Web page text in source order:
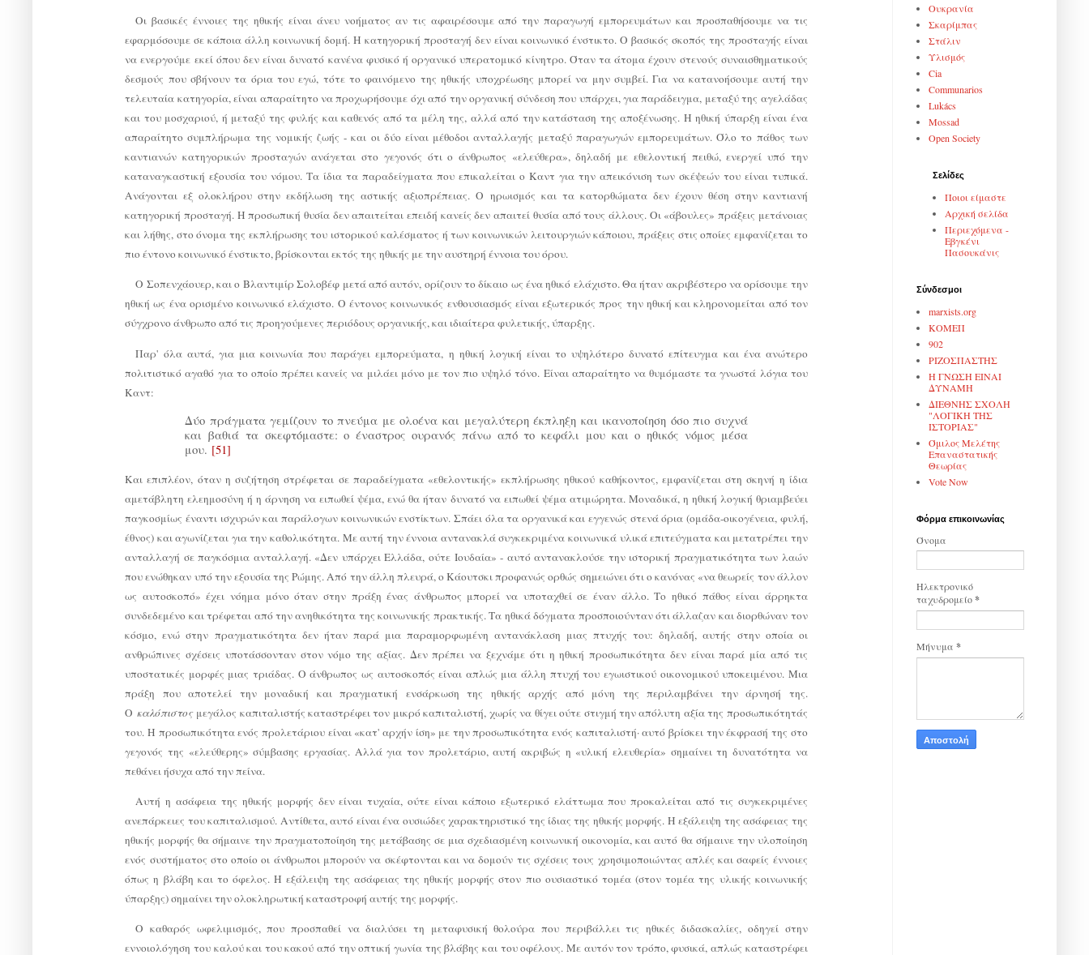
Οι βασικές έννοιες της ηθικής είναι άνευ νοήματος αν τις αφαιρέσουμε από την παραγωγή εμπορευμάτων και προσπαθήσουμε να τις
εφαρμόσουμε σε κάποια άλλη κοινωνική δομή. Η κατηγορική προσταγή δεν είναι κοινωνικό ένστικτο. Ο βασικός σκοπός της προσταγής είναι
να ενεργούμε εκεί όπου δεν είναι δυνατό κανένα φυσικό ή οργανικό υπερατομικό κίνητρο. Όταν τα άτομα έχουν στενούς συναισθηματικούς
δεσμούς που σβήνουν τα όρια του εγώ, τότε το φαινόμενο της ηθικής υποχρέωσης μπορεί να μην συμβεί. Για να κατανοήσουμε αυτή την
τελευταία κατηγορία, είναι απαραίτητο να προχωρήσουμε όχι από την οργανική σύνδεση που υπάρχει, για παράδειγμα, μεταξύ της αγελάδας
και του μοσχαριού, ή μεταξύ της φυλής και καθενός από τα μέλη της, αλλά από την κατάσταση της αποξένωσης. Η ηθική ύπαρξη είναι ένα
απαραίτητο συμπλήρωμα της νομικής ζωής - και οι δύο είναι μέθοδοι ανταλλαγής μεταξύ παραγωγών εμπορευμάτων. Όλο το πάθος των
καντιανών κατηγορικών προσταγών ανάγεται στο γεγονός ότι ο άνθρωπος «ελεύθερα», δηλαδή με εθελοντική πειθώ, ενεργεί υπό την
καταναγκαστική εξουσία του νόμου. Τα ίδια τα παραδείγματα που επικαλείται ο Καντ για την απεικόνιση των σκέψεών του είναι τυπικά.
Ανάγονται εξ ολοκλήρου στην εκδήλωση της αστικής αξιοπρέπειας. Ο ηρωισμός και τα κατορθώματα δεν έχουν θέση στην καντιανή
κατηγορική προσταγή. Η προσωπική θυσία δεν απαιτείται επειδή κανείς δεν απαιτεί θυσία από τους άλλους. Οι «άβουλες» πράξεις μετάνοιας
και λήθης, στο όνομα της εκπλήρωσης του ιστορικού καλέσματος ή των κοινωνικών λειτουργιών κάποιου, πράξεις στις οποίες εμφανίζεται το
πιο έντονο κοινωνικό ένστικτο, βρίσκονται εκτός της ηθικής με την αυστηρή έννοια του όρου.
Ο Σοπενχάουερ, και ο Βλαντιμίρ Σολοβέφ μετά από αυτόν, ορίζουν το δίκαιο ως ένα ηθικό ελάχιστο. Θα ήταν ακριβέστερο να ορίσουμε την
ηθική ως ένα ορισμένο κοινωνικό ελάχιστο. Ο έντονος κοινωνικός ενθουσιασμός είναι εξωτερικός προς την ηθική και κληρονομείται από τον
σύγχρονο άνθρωπο από τις προηγούμενες περιόδους οργανικής, και ιδιαίτερα φυλετικής, ύπαρξης.
Παρ' όλα αυτά, για μια κοινωνία που παράγει εμπορεύματα, η ηθική λογική είναι το υψηλότερο δυνατό επίτευγμα και ένα ανώτερο
πολιτιστικό αγαθό για το οποίο πρέπει κανείς να μιλάει μόνο με τον πιο υψηλό τόνο. Είναι απαραίτητο να θυμόμαστε τα γνωστά λόγια του
Καντ:
Δύο πράγματα γεμίζουν το πνεύμα με ολοένα και μεγαλύτερη έκπληξη και ικανοποίηση όσο πιο συχνά
και βαθιά τα σκεφτόμαστε: ο έναστρος ουρανός πάνω από το κεφάλι μου και ο ηθικός νόμος μέσα
μου. [51]
Και επιπλέον, όταν η συζήτηση στρέφεται σε παραδείγματα «εθελοντικής» εκπλήρωσης ηθικού καθήκοντος, εμφανίζεται στη σκηνή η ίδια
αμετάβλητη ελεημοσύνη ή η άρνηση να ειπωθεί ψέμα, ενώ θα ήταν δυνατό να ειπωθεί ψέμα ατιμώρητα. Μοναδικά, η ηθική λογική θριαμβεύει
παγκοσμίως έναντι ισχυρών και παράλογων κοινωνικών ενστίκτων. Σπάει όλα τα οργανικά και εγγενώς στενά όρια (ομάδα-οικογένεια, φυλή,
έθνος) και αγωνίζεται για την καθολικότητα. Με αυτή την έννοια αντανακλά συγκεκριμένα κοινωνικά υλικά επιτεύγματα και μετατρέπει την
ανταλλαγή σε παγκόσμια ανταλλαγή. «Δεν υπάρχει Ελλάδα, ούτε Ιουδαία» - αυτό αντανακλούσε την ιστορική πραγματικότητα των λαών
που ενώθηκαν υπό την εξουσία της Ρώμης. Από την άλλη πλευρά, ο Κάουτσκι προφανώς ορθώς σημειώνει ότι ο κανόνας «να θεωρείς τον άλλον
ως αυτοσκοπό» έχει νόημα μόνο όταν στην πράξη ένας άνθρωπος μπορεί να υποταχθεί σε έναν άλλο. Το ηθικό πάθος είναι άρρηκτα
συνδεδεμένο και τρέφεται από την ανηθικότητα της κοινωνικής πρακτικής. Τα ηθικά δόγματα προσποιούνταν ότι άλλαζαν και διορθώναν τον
κόσμο, ενώ στην πραγματικότητα δεν ήταν παρά μια παραμορφωμένη αντανάκλαση μιας πτυχής του: δηλαδή, αυτής στην οποία οι
ανθρώπινες σχέσεις υποτάσσονταν στον νόμο της αξίας. Δεν πρέπει να ξεχνάμε ότι η ηθική προσωπικότητα δεν είναι παρά μία από τις
υποστατικές μορφές μιας τριάδας. Ο άνθρωπος ως αυτοσκοπός είναι απλώς μια άλλη πτυχή του εγωιστικού οικονομικού υποκειμένου. Μια
πράξη που αποτελεί την μοναδική και πραγματική ενσάρκωση της ηθικής αρχής από μόνη της περιλαμβάνει την άρνησή της.
Ο καλόπιστοςμεγάλος καπιταλιστής καταστρέφει τον μικρό καπιταλιστή, χωρίς να θίγει ούτε στιγμή την απόλυτη αξία της προσωπικότητάς
του. Η προσωπικότητα ενός προλετάριου είναι «κατ' αρχήν ίση» με την προσωπικότητα ενός καπιταλιστή· αυτό βρίσκει την έκφρασή της στο
γεγονός της «ελεύθερης» σύμβασης εργασίας. Αλλά για τον προλετάριο, αυτή ακριβώς η «υλική ελευθερία» σημαίνει τη δυνατότητα να
πεθάνει ήσυχα από την πείνα.
Αυτή η ασάφεια της ηθικής μορφής δεν είναι τυχαία, ούτε είναι κάποιο εξωτερικό ελάττωμα που προκαλείται από τις συγκεκριμένες
ανεπάρκειες του καπιταλισμού. Αντίθετα, αυτό είναι ένα ουσιώδες χαρακτηριστικό της ίδιας της ηθικής μορφής. Η εξάλειψη της ασάφειας της
ηθικής μορφής θα σήμαινε την πραγματοποίηση της μετάβασης σε μια σχεδιασμένη κοινωνική οικονομία, και αυτό θα σήμαινε την υλοποίηση
ενός συστήματος στο οποίο οι άνθρωποι μπορούν να σκέφτονται και να δομούν τις σχέσεις τους χρησιμοποιώντας απλές και σαφείς έννοιες
όπως η βλάβη και το όφελος. Η εξάλειψη της ασάφειας της ηθικής μορφής στον πιο ουσιαστικό τομέα (στον τομέα της υλικής κοινωνικής
ύπαρξης) σημαίνει την ολοκληρωτική καταστροφή αυτής της μορφής.
Ο καθαρός ωφελιμισμός, που προσπαθεί να διαλύσει τη μεταφυσική θολούρα που περιβάλλει τις ηθικές διδασκαλίες, οδηγεί στην
εννοιολόγηση του καλού και του κακού από την οπτική γωνία της βλάβης και του οφέλους. Με αυτόν τον τρόπο, φυσικά, απλώς καταστρέφει
Ουκρανία
Σκαρίμπας
Στάλιν
Υλισμός
Cia
Communarios
Lukács
Mossad
Open Society
Σελίδες
Ποιοι είμαστε
Αρχική σελίδα
Περιεχόμενα -
Εβγκένι
Πασουκάνις
Σύνδεσμοι
marxists.org
ΚΟΜΕΠ
902
ΡΙΖΟΣΠΑΣΤΗΣ
Η ΓΝΩΣΗ ΕΙΝΑΙ
ΔΥΝΑΜΗ
ΔΙΕΘΝΗΣ ΣΧΟΛΗ
"ΛΟΓΙΚΗ ΤΗΣ
ΙΣΤΟΡΙΑΣ"
Όμιλος Μελέτης
Επαναστατικής
Θεωρίας
Vote Now
Φόρμα επικοινωνίας
Όνομα
Ηλεκτρονικό
ταχυδρομείο*
Μήνυμα *